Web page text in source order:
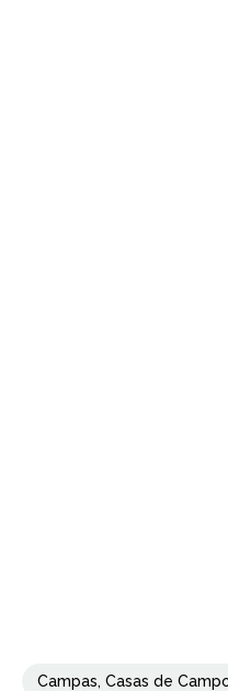
Campas, Casas de